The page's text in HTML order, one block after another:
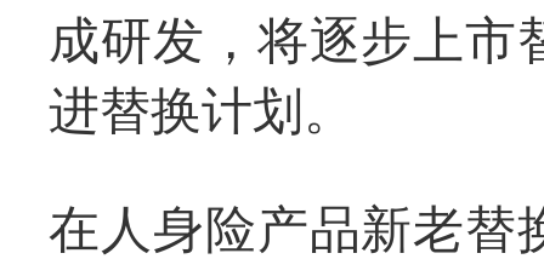
成研发，将逐步上市
进替换计划。
在人身险产品新老替